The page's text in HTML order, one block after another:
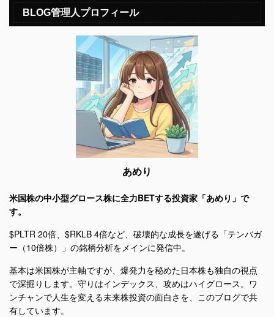
BLOG管理人プロフィール
あめり
米国株の中小型グロース株に全力BETする投資家「あめり」で
す。
$PLTR 20倍、$RKLB 4倍など、破壊的な成長を遂げる「テンバガ
ー（10倍株）」の銘柄分析をメインに発信中。
基本は米国株が主軸ですが、爆発力を秘めた日本株も独自の視点
で深掘りします。守りはインデックス、攻めはハイグロース。ワ
ンチャンで人生を変える未来株投資の面白さを、このブログで共
有しています。